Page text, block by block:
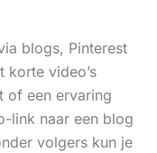
blogs, Pinterest
korte video’s
of een ervaring
link naar een blog
volgers kun je